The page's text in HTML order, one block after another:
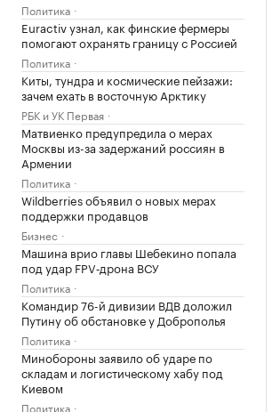
Политика
Euractiv узнал, как финские фермеры
помогают охранять границу с Россией
Политика
Киты, тундра и космические пейзажи:
зачем ехать в восточную Арктику
РБК и УК Первая
Матвиенко предупредила о мерах
Москвы из-за задержаний россиян в
Армении
Политика
Wildberries объявил о новых мерах
поддержки продавцов
Бизнес
Машина врио главы Шебекино попала
под удар FPV‑дрона ВСУ
Политика
Командир 76-й дивизии ВДВ доложил
Путину об обстановке у Доброполья
Политика
Минобороны заявило об ударе по
складам и логистическому хабу под
Киевом
Политика